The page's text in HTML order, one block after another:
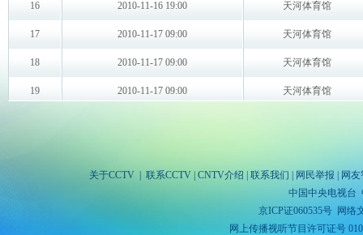
关于CCTV 联系CCTV CNTV介绍 联系我们 网民举报
网
中国中央电视台
京ICP证060535号网络
网上传播视听节目许可证号